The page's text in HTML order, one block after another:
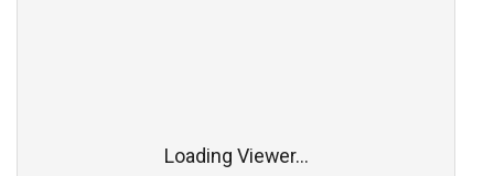
Loading Viewer...